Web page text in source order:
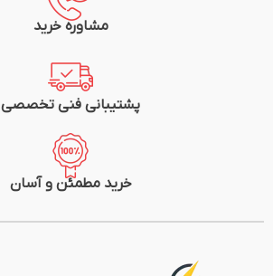
مشاوره خرید
پشتیبانی فنی تخصصی
خرید مطمئن و آسان